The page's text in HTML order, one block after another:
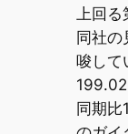
上回
同社の
唆して
同期比